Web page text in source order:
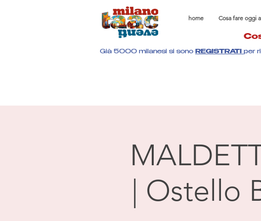
home Cosa fare oggi
Già 5000 milanesi si sono REGISTRATI per
| Ostello